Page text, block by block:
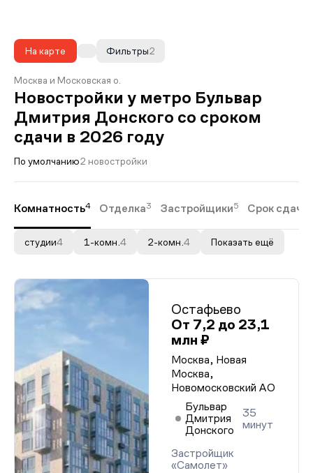
На карте 2
Фильтры
Москва и Московская о.
Новостройки у метро Бульвар
Дмитрия Донского со сроком
сдачи в 2026 году
По умолчанию2 новостройки
Комнатность4 Отделка3 Застройщики5 Срок сдачи
студии4 1-комн. 4 2-комн. 4 Показать ещё
Остафьево
От 7,2 до 23,1
млн ₽
Москва, Новая
Москва,
Новомосковский АО
Бульвар
Дмитрия
Донского
35
минут
Застройщик
«Самолет»